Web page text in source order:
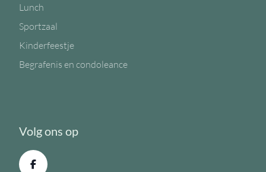
Lunch
Sportzaal
Kinderfeestje
Begrafenis en condoleance
Volg ons op